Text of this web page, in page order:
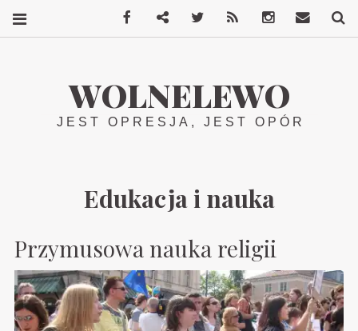
WOLNELEWO
JEST OPRESJA, JEST OPÓR
Edukacja i nauka
Przymusowa nauka religii
FacebookMastodonTwitter InstagramKontakt